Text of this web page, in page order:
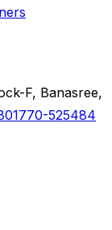
F, Banasree,
525484